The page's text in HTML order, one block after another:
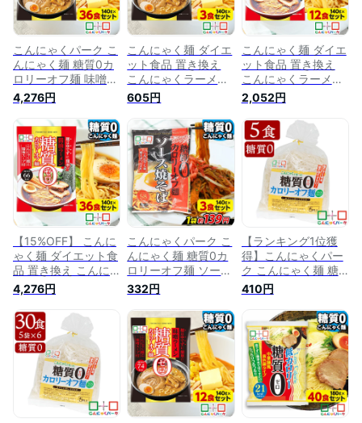
こんにゃくパーク こ
んにゃく麺 糖質0カ
ロリーオフ麺 味噌ラ
ーメン スープ付き
こんにゃくラーメン
糖質ゼロ麺 糖質0麺
カロリーオフ麺 低カ
ロリー 蒟蒻 こんに
ゃく 麺 ダイエット
食品 群馬県産 置き
換え ヨコオデイリー
フーズ (140g*36食
入*1箱)
4,276円
こんにゃく麺 ダイエ
ット食品 置き換え
こんにゃくラーメン
こんにゃくパーク 糖
質0カロリーオフ麺
味噌ラーメン スープ
付き 糖質ゼロ麺 糖
質0麺 低カロリー 蒟
蒻 こんにゃく 麺 群
馬県産 ファスティン
グ ヨコオデイリーフ
ーズ (140g*3食入)
605円
こんにゃく麺 ダイエ
ット食品 置き換え
こんにゃくラーメン
こんにゃくパーク 糖
質0カロリーオフ麺
醤油ラーメン スープ
付き 糖質ゼロ麺 糖
質0麺 低カロリー 蒟
蒻 こんにゃく 群馬
県産 ファスティング
ヨコオデイリーフー
ズ (140g*12食入)
2,052円
【15%OFF】 こんに
ゃく麺 ダイエット食
品 置き換え こんに
ゃくラーメン こんに
ゃくパーク 糖質0カ
ロリーオフ麺 醤油ラ
ーメン スープ付き
糖質ゼロ麺 糖質0麺
低カロリー 蒟蒻 こ
んにゃく 麺 群馬県
産 ヨコオデイリーフ
ーズ ファスティング
(140g*36食入)
4,276円
こんにゃくパーク こ
んにゃく麺 糖質0カ
ロリーオフ麺 ソース
焼そば ソース付き
糖質ゼロ麺 糖質0麺
カロリーオフ麺 低カ
ロリー 蒟蒻 こんに
ゃく 麺 ダイエット
食品 群馬県産 焼き
そば やきそば 置き
換え ヨコオデイリー
フーズ (140g*3食)
332円
【ランキング1位獲
得】こんにゃくパー
ク こんにゃく麺 糖
質0 カロリーオフ麺
うどんタイプ うどん
麺 糖質ゼロ麺 糖質0
麺 カロリーオフ麺
低カロリー 蒟蒻 こ
んにゃく 麺 ダイエ
ット食品 群馬県産
置き換え ヨコオデイ
リーフーズ (140g*5
410円